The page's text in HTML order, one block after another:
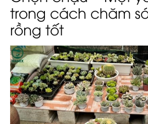
trong cách chăm
rồng tốt